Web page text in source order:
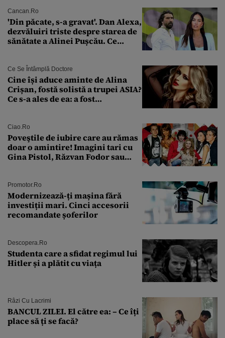
Cancan.ro
'Din păcate, s-a gravat'. Dan Alexa,
dezvăluiri triste despre starea de
sănătate a Alinei Pușcău. Ce
Ce Se Întâmplă Doctore
Cine își aduce aminte de Alina
Crișan, fostă solistă a trupei ASIA?
Ce s-a ales de ea: a fost
Ciao.ro
Poveştile de iubire care au rămas
doar o amintire! Imagini tari cu
Gina Pistol, Răzvan Fodor sau
Promotor.ro
Modernizează-ți mașina fără
investiții mari. Cinci accesorii
recomandate șoferilor
Descopera.ro
Studenta care a sfidat regimul lui
Hitler și a plătit cu viața
Râzi Cu Lacrimi
BANCUL ZILEI. El către ea: – Ce îți
place să ți se facă?